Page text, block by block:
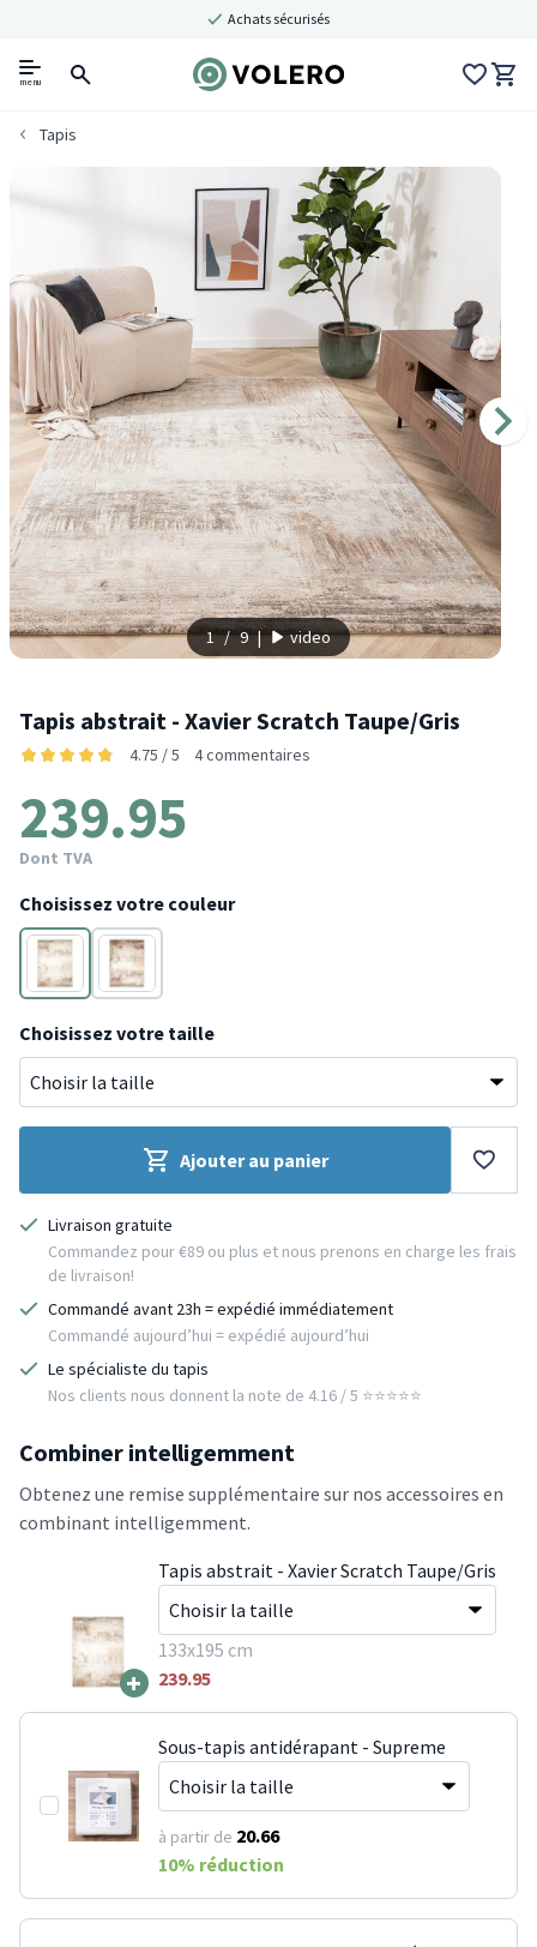
Achats sécurisés
menu
Tapis
1 / 9 | video
Tapis abstrait - Xavier Scratch Taupe/Gris
4.75 / 5 4 commentaires
239.95
Dont TVA
Choisissez votre couleur
Gris
Rouge
Choisissez votre taille
Ajouter au panier
Livraison gratuite
Commandez pour €89 ou plus et nous prenons en charge les frais
de livraison!
Commandé avant 23h = expédié immédiatement
Commandé aujourd’hui = expédié aujourd’hui
Le spécialiste du tapis
Nos clients nous donnent la note de 4.16 / 5 ⭐️⭐️⭐️⭐️⭐️
Combiner intelligemment
Obtenez une remise supplémentaire sur nos accessoires en
combinant intelligemment.
+
Tapis abstrait - Xavier Scratch Taupe/Gris
133x195 cm
239.95
Sous-tapis antidérapant - Supreme
à partir de 20.66
10% réduction